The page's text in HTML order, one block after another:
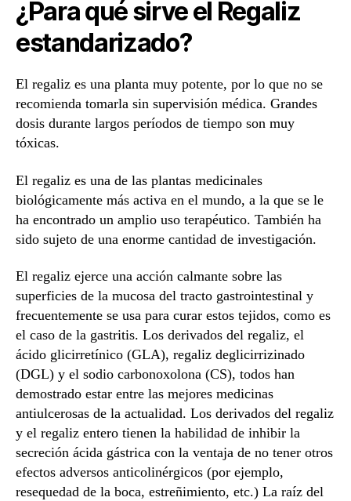
¿Para qué sirve el Regaliz
estandarizado?
El regaliz es una planta muy potente, por lo que no se
recomienda tomarla sin supervisión médica. Grandes
dosis durante largos períodos de tiempo son muy
tóxicas.
El regaliz es una de las plantas medicinales
biológicamente más activa en el mundo, a la que se le
ha encontrado un amplio uso terapéutico. También ha
sido sujeto de una enorme cantidad de investigación.
El regaliz ejerce una acción calmante sobre las
superficies de la mucosa del tracto gastrointestinal y
frecuentemente se usa para curar estos tejidos, como es
el caso de la gastritis. Los derivados del regaliz, el
ácido glicirretínico (GLA), regaliz deglicirrizinado
(DGL) y el sodio carbonoxolona (CS), todos han
demostrado estar entre las mejores medicinas
antiulcerosas de la actualidad. Los derivados del regaliz
y el regaliz entero tienen la habilidad de inhibir la
secreción ácida gástrica con la ventaja de no tener otros
efectos adversos anticolinérgicos (por ejemplo,
resequedad de la boca, estreñimiento, etc.) La raíz del